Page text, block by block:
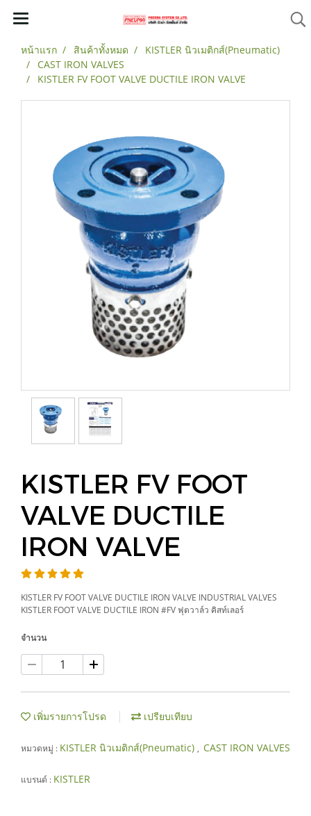
หน้าแรก สินค้าทั้งหมด
KISTLER นิวเมติกส์(Pneumatic)
CAST IRON VALVES
KISTLER FV FOOT VALVE DUCTILE IRON VALVE
KISTLER FV FOOT
VALVE DUCTILE
IRON VALVE
KISTLER FV FOOT VALVE DUCTILE IRON VALVE INDUSTRIAL VALVES
KISTLER FOOT VALVE DUCTILE IRON #FV ฟุตวาล์ว คิสท์เลอร์
จำนวน
เพิ่มรายการโปรด เปรียบเทียบ
หมวดหมู่ : KISTLER นิวเมติกส์(Pneumatic) , CAST IRON VALVES
แบรนด์ : KISTLER